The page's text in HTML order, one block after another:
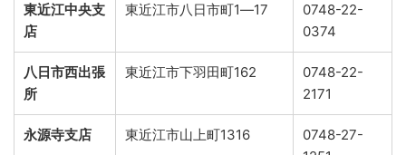
東近江中央支
店
東近江市八日市町1―17
0748-22-
0374
八日市西出張
所
東近江市下羽田町162
0748-22-
2171
永源寺支店 東近江市山上町1316
0748-27-